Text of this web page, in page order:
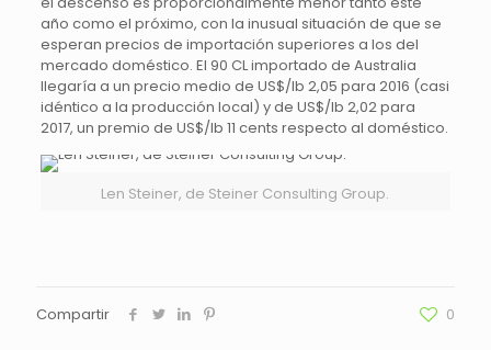
año como el próximo, con la inusual situación de que se
esperan precios de importación superiores a los del
mercado doméstico. El 90 CL importado de Australia
llegaría a un precio medio de US$/lb 2,05 para 2016 (casi
idéntico a la producción local) y de US$/lb 2,02 para
2017, un premio de US$/lb 11 cents respecto al doméstico.
Len Steiner, de Steiner Consulting Group.
Compartir 0